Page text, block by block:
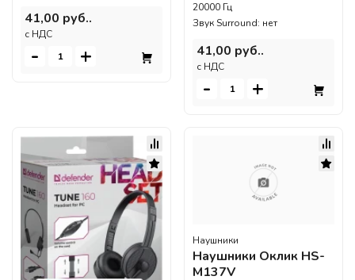
41,00 руб..
c НДС
- +
20000 Гц
Звук Surround: нет
41,00 руб..
c НДС
- +
Наушники
Наушники Оклик HS-
M137V